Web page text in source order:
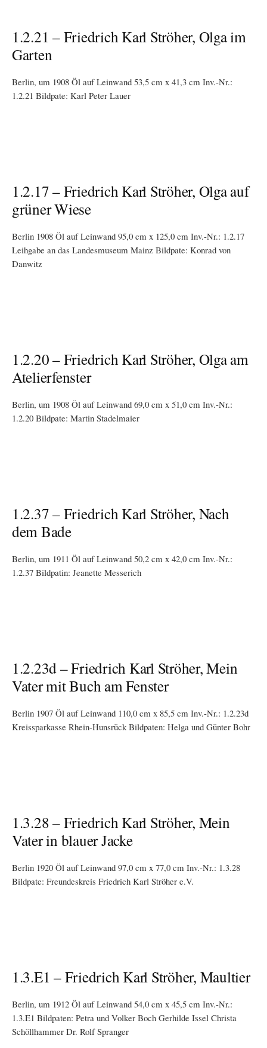
1.2.21 – Friedrich Karl Ströher, Olga im
Garten
Berlin, um 1908 Öl auf Leinwand 53,5 cm x 41,3 cm Inv.-Nr.:
1.2.21 Bildpate: Karl Peter Lauer
1.2.17 – Friedrich Karl Ströher, Olga auf
grüner Wiese
Berlin 1908 Öl auf Leinwand 95,0 cm x 125,0 cm Inv.-Nr.: 1.2.17
Leihgabe an das Landesmuseum Mainz Bildpate: Konrad von
Danwitz
1.2.20 – Friedrich Karl Ströher, Olga am
Atelierfenster
Berlin, um 1908 Öl auf Leinwand 69,0 cm x 51,0 cm Inv.-Nr.:
1.2.20 Bildpate: Martin Stadelmaier
1.2.37 – Friedrich Karl Ströher, Nach
dem Bade
Berlin, um 1911 Öl auf Leinwand 50,2 cm x 42,0 cm Inv.-Nr.:
1.2.37 Bildpatin: Jeanette Messerich
1.2.23d – Friedrich Karl Ströher, Mein
Vater mit Buch am Fenster
Berlin 1907 Öl auf Leinwand 110,0 cm x 85,5 cm Inv.-Nr.: 1.2.23d
Kreissparkasse Rhein-Hunsrück Bildpaten: Helga und Günter Bohr
1.3.28 – Friedrich Karl Ströher, Mein
Vater in blauer Jacke
Berlin 1920 Öl auf Leinwand 97,0 cm x 77,0 cm Inv.-Nr.: 1.3.28
Bildpate: Freundeskreis Friedrich Karl Ströher e.V.
1.3.E1 – Friedrich Karl Ströher, Maultier
Berlin, um 1912 Öl auf Leinwand 54,0 cm x 45,5 cm Inv.-Nr.:
1.3.E1 Bildpaten: Petra und Volker Boch Gerhilde Issel Christa
Schöllhammer Dr. Rolf Spranger